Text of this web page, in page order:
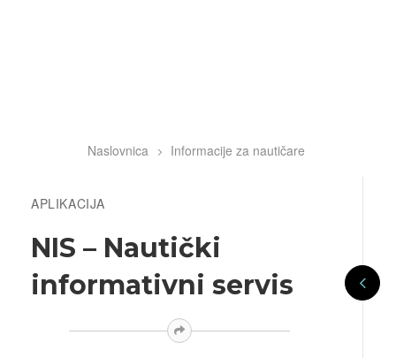
Breadcrumb
Naslovnica Informacije za nautičare
APLIKACIJA
NIS – Nautički
informativni servis